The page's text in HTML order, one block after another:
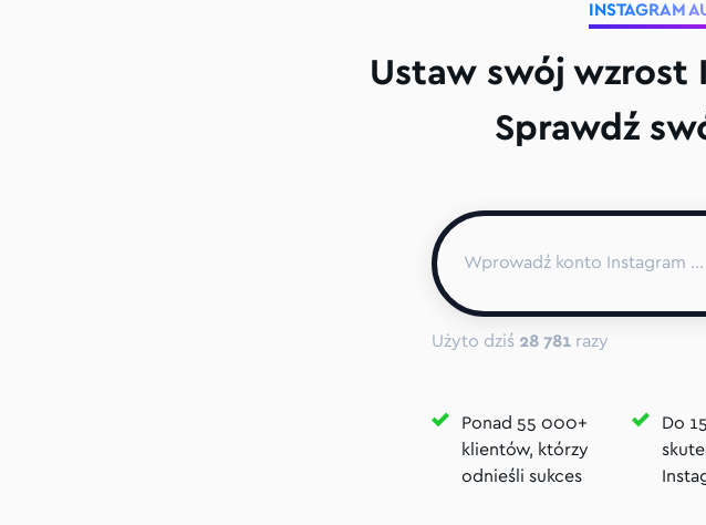
INSTAGRAM
Ustaw swój wzrost
Sprawdź
Użyto dziś 28 781razy
Ponad 55 000+
klientów, którzy
odnieśli sukces
Do